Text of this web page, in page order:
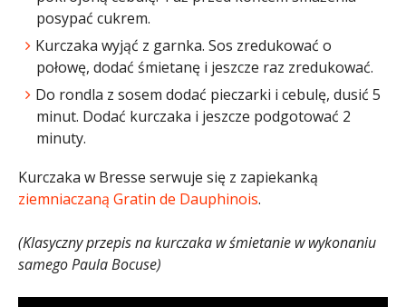
posypać cukrem.
Kurczaka wyjąć z garnka. Sos zredukować o
połowę, dodać śmietanę i jeszcze raz zredukować.
Do rondla z sosem dodać pieczarki i cebulę, dusić 5
minut. Dodać kurczaka i jeszcze podgotować 2
minuty.
Kurczaka w Bresse serwuje się z zapiekanką
ziemniaczaną Gratin de Dauphinois.
(Klasyczny przepis na kurczaka w śmietanie w wykonaniu
samego Paula Bocuse)